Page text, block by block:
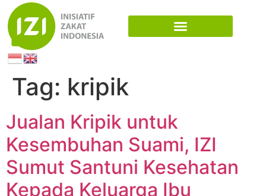
Tag: kripik
Jualan Kripik untuk
Kesembuhan Suami, IZI
Sumut Santuni Kesehatan
Kepada Keluarga Ibu